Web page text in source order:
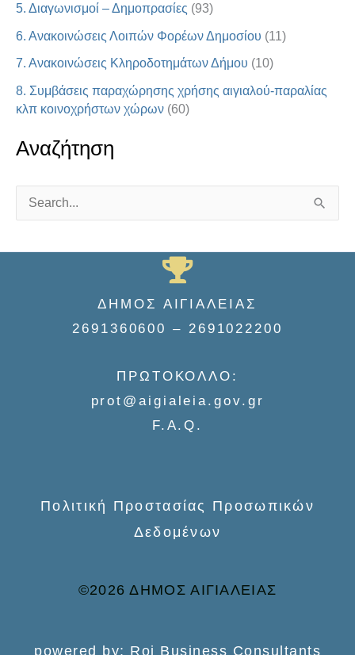
5. Διαγωνισμοί – Δημοπρασίες (93)
6. Ανακοινώσεις Λοιπών Φορέων Δημοσίου (11)
7. Ανακοινώσεις Κληροδοτημάτων Δήμου (10)
8. Συμβάσεις παραχώρησης χρήσης αιγιαλού-παραλίας
κλπ κοινοχρήστων χώρων (60)
Αναζήτηση
a
ΔΗΜΟΣ ΑΙΓΙΑΛΕΙΑΣ
2691360600 – 2691022200
ΠΡΩΤΟΚΟΛΛΟ:
prot@aigialeia.gov.gr
F.A.Q.
Πολιτική Προστασίας Προσωπικών
Δεδομένων
©2026 ΔΗΜΟΣ ΑΙΓΙΑΛΕΙΑΣ
powered by: Roi Business Consultants